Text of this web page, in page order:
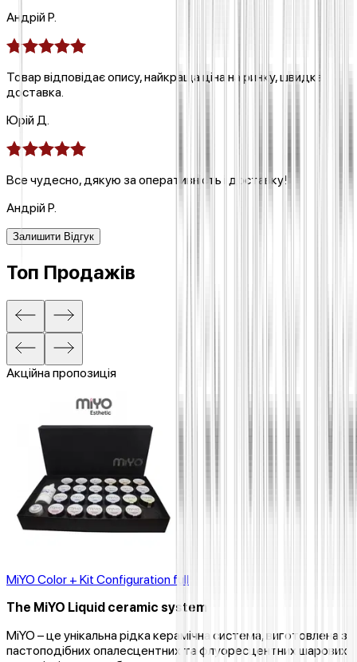
Андрій Р.
Товар відповідає опису, найкраща ціна на ринку, швидка
доставка.
Юрій Д.
Все чудесно, дякую за оперативність і доставку!
Андрій Р.
Залишити Відгук
Топ Продажів
Акційна пропозиція
MiYO Color + Kit Configuration full
The MiYO Liquid ceramic system
MiYO – це унікальна рідка керамічна система, виготовлена ​​з
пастоподібних опалесцентних та флуоресцентних шарових